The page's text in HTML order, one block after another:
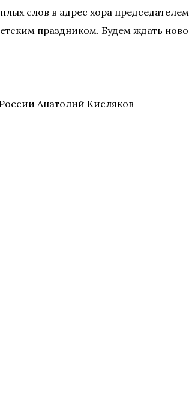
слов в адрес хора
праздником. Будем ждать
Анатолий Кисляков